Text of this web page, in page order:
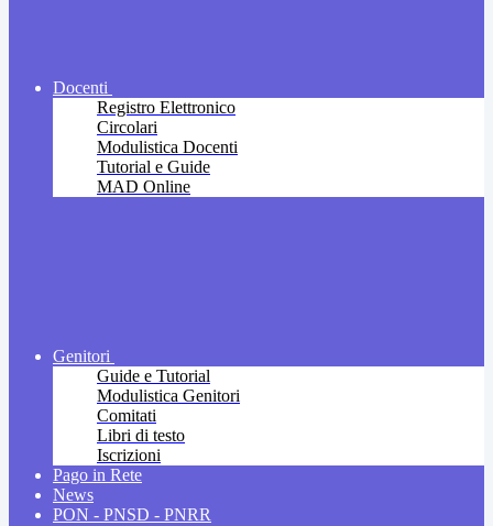
Docenti
Registro Elettronico
Circolari
Modulistica Docenti
Tutorial e Guide
MAD Online
Genitori
Guide e Tutorial
Modulistica Genitori
Comitati
Libri di testo
Iscrizioni
Pago in Rete
News
PON - PNSD - PNRR